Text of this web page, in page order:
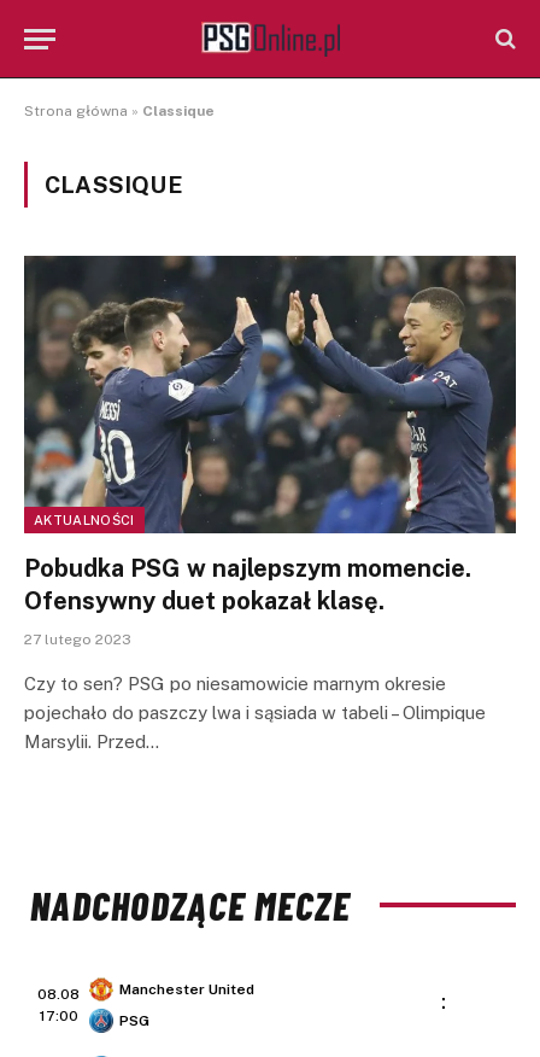
Strona główna » Classique
CLASSIQUE
AKTUALNOŚCI
Pobudka PSG w najlepszym momencie.
Ofensywny duet pokazał klasę.
27 lutego 2023
Czy to sen? PSG po niesamowicie marnym okresie
pojechało do paszczy lwa i sąsiada w tabeli – Olimpique
Marsylii. Przed…
NADCHODZĄCE MECZE
08.08
17:00
Manchester United
PSG
: